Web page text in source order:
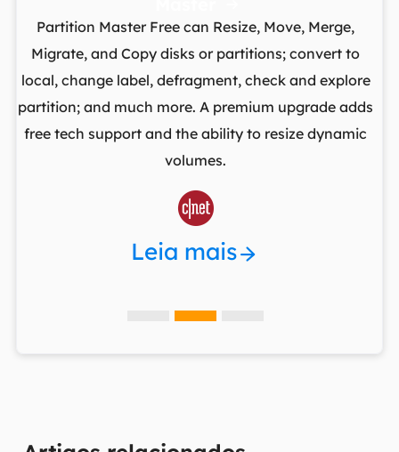
Partition Master Free can Resize, Move, Merge,
Migrate, and Copy disks or partitions; convert to
local, change label, defragment, check and explore
partition; and much more. A premium upgrade adds
free tech support and the ability to resize dynamic
volumes.

Leia mais